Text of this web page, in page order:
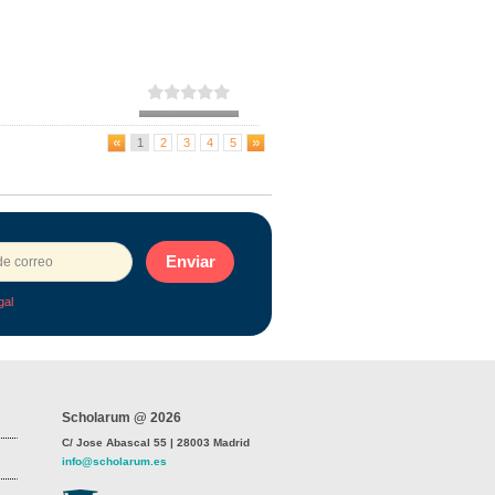
1 2 3 4 5
Enviar
Scholarum @ 2026
C/ Jose Abascal 55 | 28003 Madrid
info@scholarum.es